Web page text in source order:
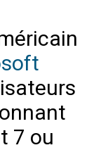
7 ou